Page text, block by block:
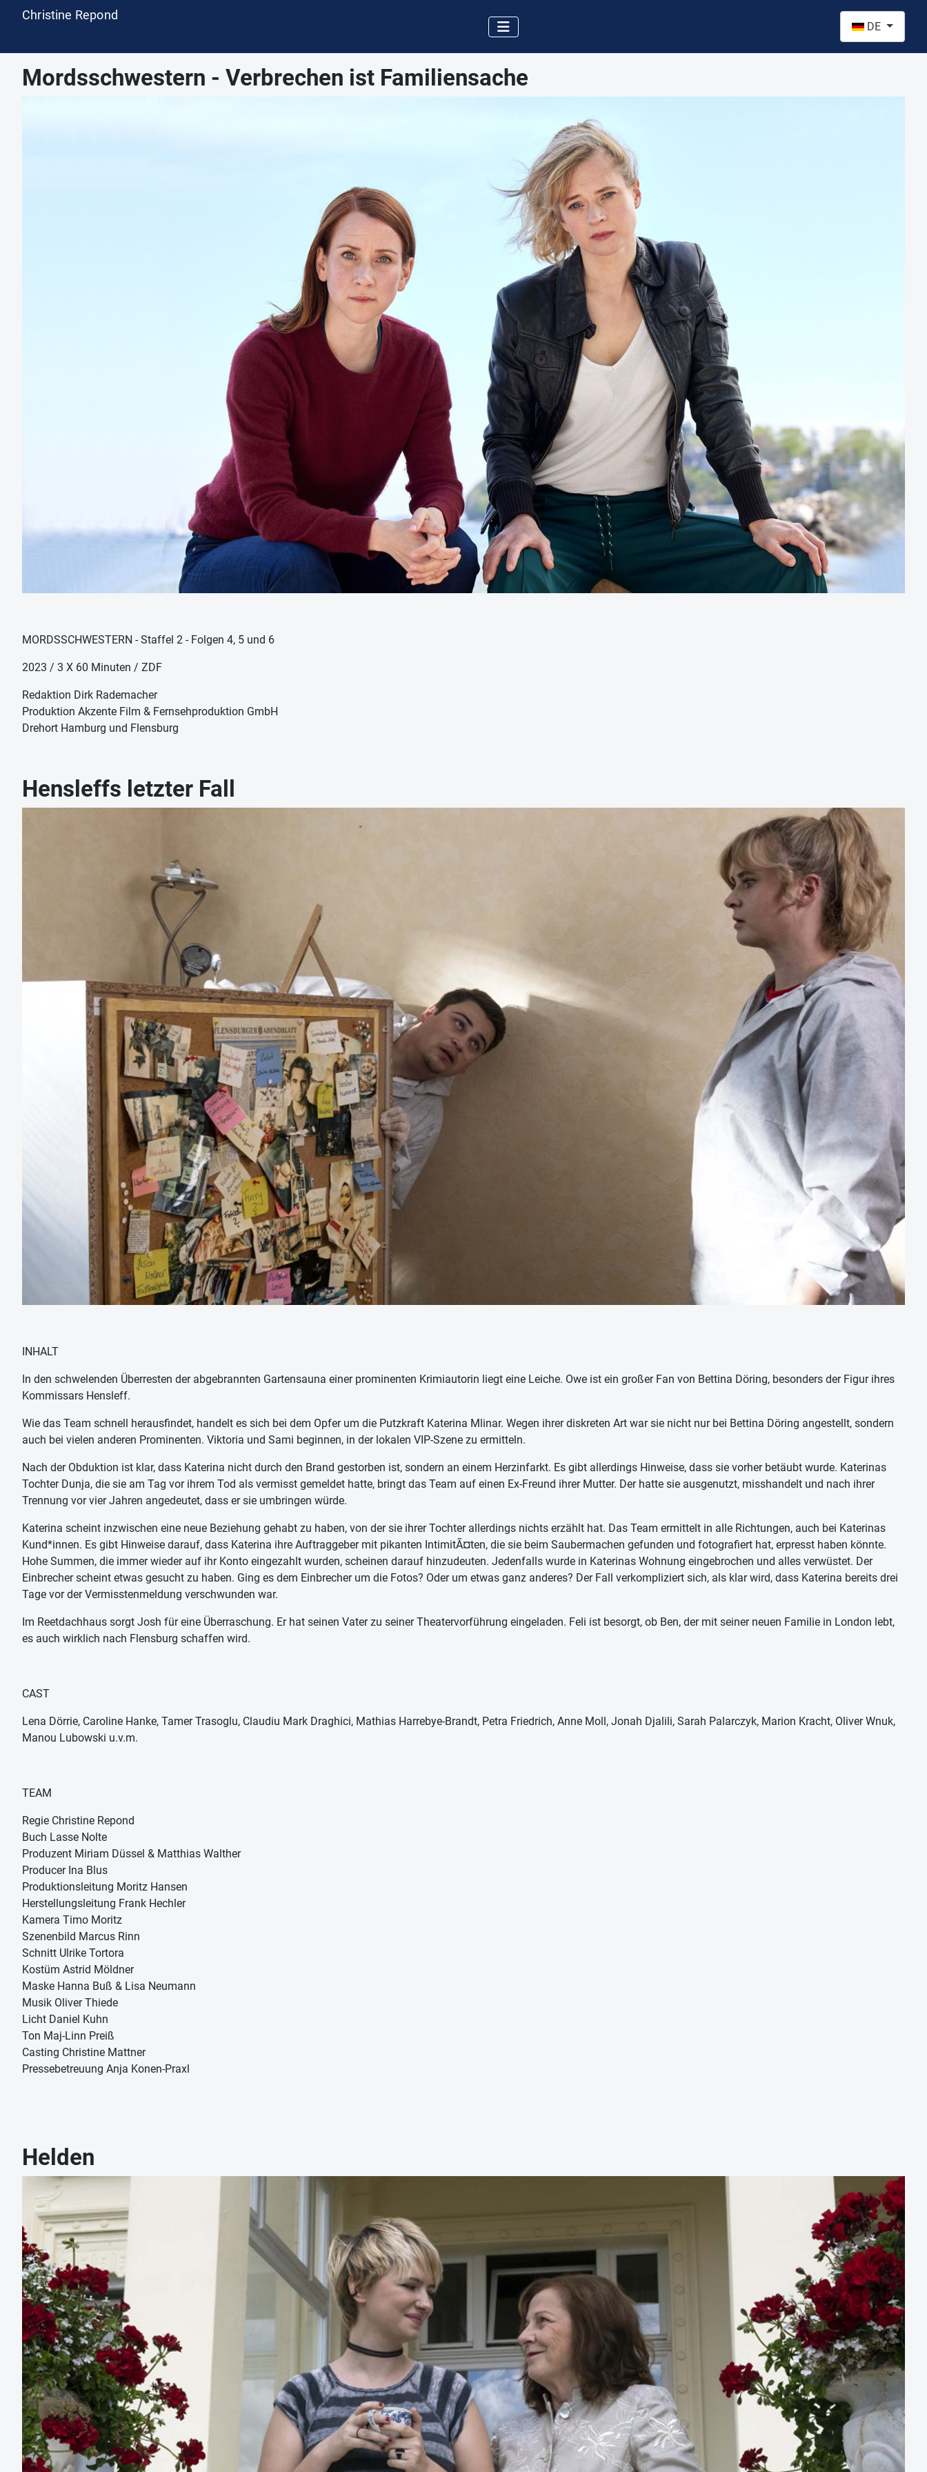
Christine Repond
DE
Mordsschwestern - Verbrechen ist Familiensache
MORDSSCHWESTERN - Staffel 2 - Folgen 4, 5 und 6
2023 / 3 X 60 Minuten / ZDF
Redaktion Dirk Rademacher
Produktion Akzente Film & Fernsehproduktion GmbH
Drehort Hamburg und Flensburg
Hensleffs letzter Fall
INHALT
In den schwelenden Überresten der abgebrannten Gartensauna einer prominenten Krimiautorin liegt eine Leiche. Owe ist ein großer Fan von Bettina Döring, besonders der Figur ihres
Kommissars Hensleff.
Wie das Team schnell herausfindet, handelt es sich bei dem Opfer um die Putzkraft Katerina Mlinar. Wegen ihrer diskreten Art war sie nicht nur bei Bettina Döring angestellt, sondern
auch bei vielen anderen Prominenten. Viktoria und Sami beginnen, in der lokalen VIP-Szene zu ermitteln.
Nach der Obduktion ist klar, dass Katerina nicht durch den Brand gestorben ist, sondern an einem Herzinfarkt. Es gibt allerdings Hinweise, dass sie vorher betäubt wurde. Katerinas
Tochter Dunja, die sie am Tag vor ihrem Tod als vermisst gemeldet hatte, bringt das Team auf einen Ex-Freund ihrer Mutter. Der hatte sie ausgenutzt, misshandelt und nach ihrer
Trennung vor vier Jahren angedeutet, dass er sie umbringen würde.
Katerina scheint inzwischen eine neue Beziehung gehabt zu haben, von der sie ihrer Tochter allerdings nichts erzählt hat. Das Team ermittelt in alle Richtungen, auch bei Katerinas
Kund*innen. Es gibt Hinweise darauf, dass Katerina ihre Auftraggeber mit pikanten IntimitÃ¤ten, die sie beim Saubermachen gefunden und fotografiert hat, erpresst haben könnte.
Hohe Summen, die immer wieder auf ihr Konto eingezahlt wurden, scheinen darauf hinzudeuten. Jedenfalls wurde in Katerinas Wohnung eingebrochen und alles verwüstet. Der
Einbrecher scheint etwas gesucht zu haben. Ging es dem Einbrecher um die Fotos? Oder um etwas ganz anderes? Der Fall verkompliziert sich, als klar wird, dass Katerina bereits drei
Tage vor der Vermisstenmeldung verschwunden war.
Im Reetdachhaus sorgt Josh für eine Überraschung. Er hat seinen Vater zu seiner Theatervorführung eingeladen. Feli ist besorgt, ob Ben, der mit seiner neuen Familie in London lebt,
es auch wirklich nach Flensburg schaffen wird.
CAST
Lena Dörrie, Caroline Hanke, Tamer Trasoglu, Claudiu Mark Draghici, Mathias Harrebye-Brandt, Petra Friedrich, Anne Moll, Jonah Djalili, Sarah Palarczyk, Marion Kracht, Oliver Wnuk,
Manou Lubowski u.v.m.
TEAM
Regie Christine Repond
Buch Lasse Nolte
Produzent Miriam Düssel & Matthias Walther
Producer Ina Blus
Produktionsleitung Moritz Hansen
Herstellungsleitung Frank Hechler
Kamera Timo Moritz
Szenenbild Marcus Rinn
Schnitt Ulrike Tortora
Kostüm Astrid Möldner
Maske Hanna Buß & Lisa Neumann
Musik Oliver Thiede
Licht Daniel Kuhn
Ton Maj-Linn Preiß
Casting Christine Mattner
Pressebetreuung Anja Konen-Praxl
Helden